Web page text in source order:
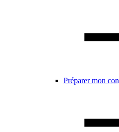
Préparer mon